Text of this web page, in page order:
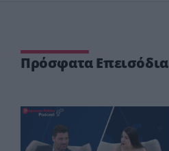
Πρόσφατα Επεισόδια